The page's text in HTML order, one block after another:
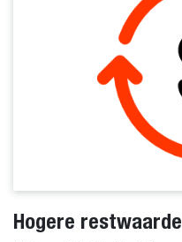
Hogere restwaarde